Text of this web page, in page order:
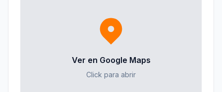
Ver en Google Maps
Click para abrir